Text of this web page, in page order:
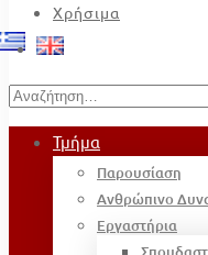
Χρήσιμα
Search
for:
Τμήμα
Παρουσίαση
Ανθρώπινο
Εργαστήρια